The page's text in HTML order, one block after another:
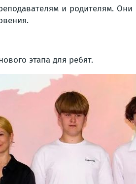
и родителям.
этапа для ребят.